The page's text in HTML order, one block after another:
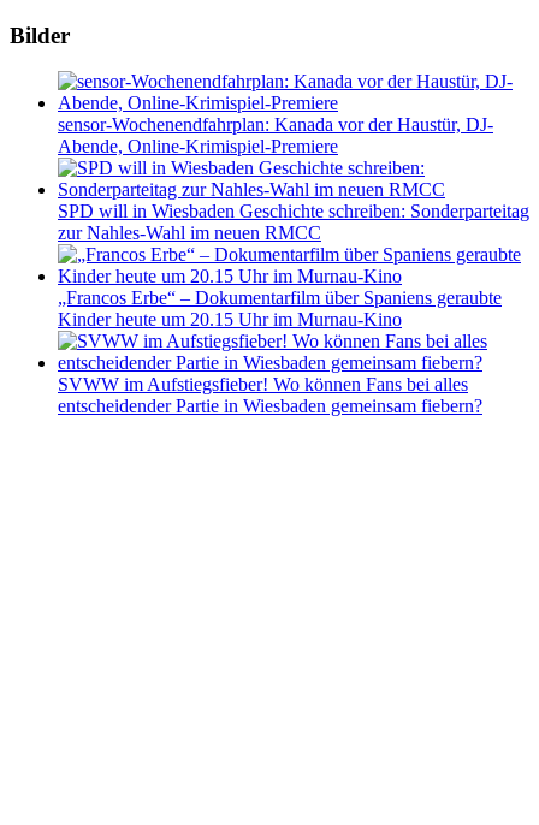
Bilder
sensor-Wochenendfahrplan: Kanada vor der Haustür, DJ-
Abende, Online-Krimispiel-Premiere
SPD will in Wiesbaden Geschichte schreiben: Sonderparteitag
zur Nahles-Wahl im neuen RMCC
„Francos Erbe“ – Dokumentarfilm über Spaniens geraubte
Kinder heute um 20.15 Uhr im Murnau-Kino
SVWW im Aufstiegsfieber! Wo können Fans bei alles
entscheidender Partie in Wiesbaden gemeinsam fiebern?